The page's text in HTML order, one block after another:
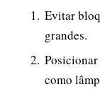
Evitar
grandes.
como